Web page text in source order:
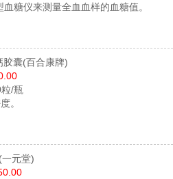
血糖仪来测量全血血样的血糖值。
胶囊(百合康牌)
/瓶
。
(一元堂)